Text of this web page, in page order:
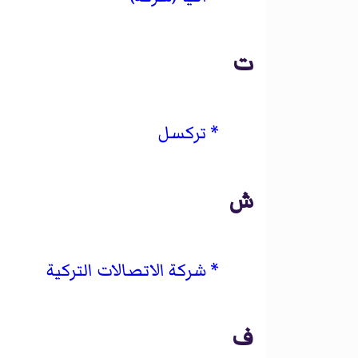
ت
تركسل
ش
شركة الاتصالات التركية
ف